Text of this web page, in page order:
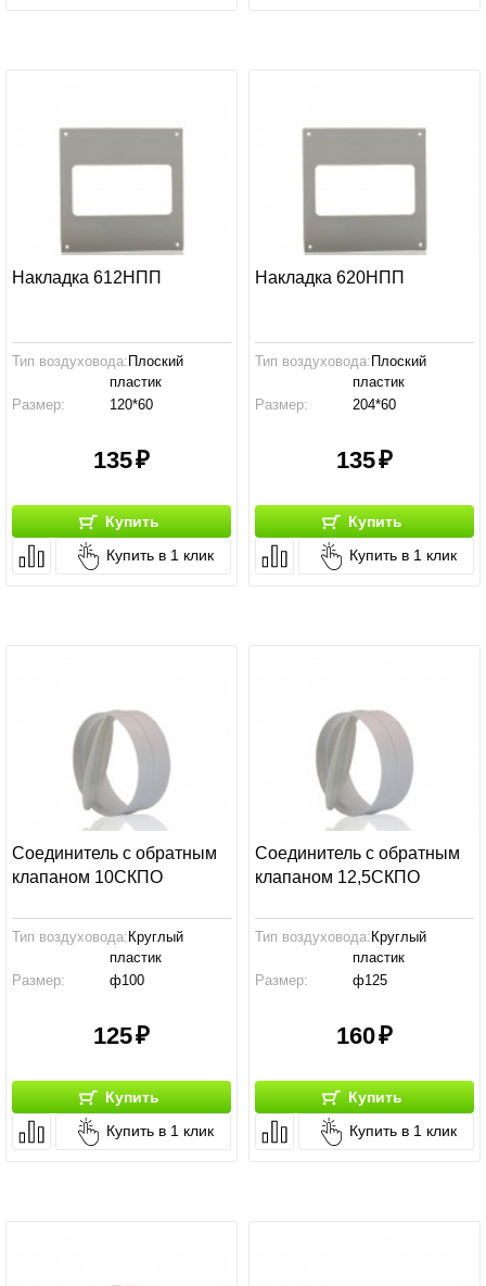
Накладка 612НПП
Тип воздуховода: Плоский
пластик
Размер:
120*60
135
Купить
Купить в 1 клик
Накладка 620НПП
Тип воздуховода: Плоский
пластик
Размер:
204*60
135
Купить
Купить в 1 клик
Соединитель с обратным
клапаном 10СКПО
Тип воздуховода: Круглый
пластик
Размер:
ф100
125
Купить
Купить в 1 клик
Соединитель с обратным
клапаном 12,5СКПО
Тип воздуховода: Круглый
пластик
Размер:
ф125
160
Купить
Купить в 1 клик